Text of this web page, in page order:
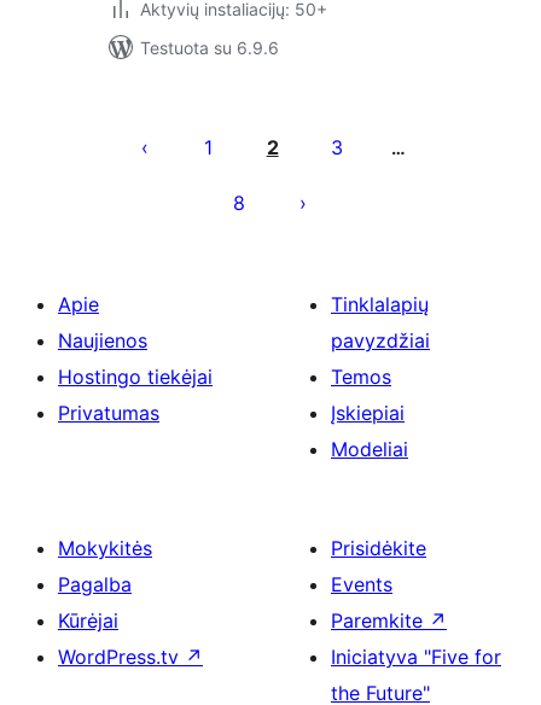
Aktyvių instaliacijų: 50+
Testuota su 6.9.6
puslapiavimas
1 2 3 …
8
Apie
Naujienos
Hostingo tiekėjai
Privatumas
Tinklalapių
pavyzdžiai
Temos
Įskiepiai
Modeliai
Mokykitės
Pagalba
Kūrėjai
WordPress.tv ↗
Prisidėkite
Events
Paremkite ↗
Iniciatyva "Five for
the Future"